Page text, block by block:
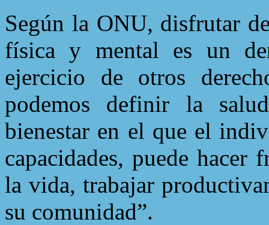
Según la ONU, disfrutar
física y mental es un
ejercicio de otros
podemos definir la
bienestar en el que el
capacidades, puede hacer
la vida, trabajar
su comunidad”.